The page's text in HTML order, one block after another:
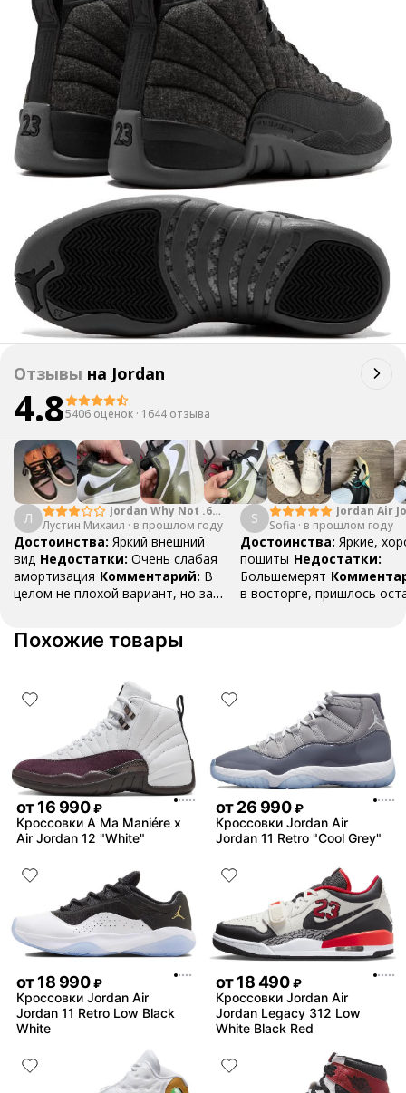
Отзывы на Jordan
4.85406 оценок · 1644 отзыва
Л
Jordan Why Not .6
"Bright Crimson" PF
Лустин Михаил · в прошлом году
Достоинства: Яркий внешний
вид Недостатки: Очень слабая
амортизация Комментарий: В
целом не плохой вариант, но за
баскетбольных кроссовок
S
Jordan Air
Mid SE
Sofia · в прошлом году
Достоинства: Яркие,
пошиты Недостатки:
Большемерят
в восторге, пришлось
Похожие товары
от16 990 ₽
Кроссовки A Ma Maniére x
Air Jordan 12 "White"
от26 990 ₽
Кроссовки Jordan Air
Jordan 11 Retro "Cool Grey"
от18 990 ₽
Кроссовки Jordan Air
Jordan 11 Retro Low Black
White
от18 490 ₽
Кроссовки Jordan Air
Jordan Legacy 312 Low
White Black Red